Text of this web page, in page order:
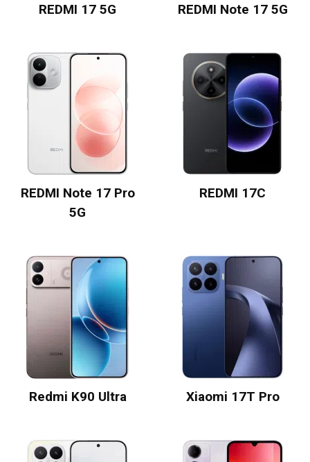
REDMI 17 5G REDMI Note 17 5G
REDMI Note 17 Pro
5G
REDMI 17C
Redmi K90 Ultra Xiaomi 17T Pro